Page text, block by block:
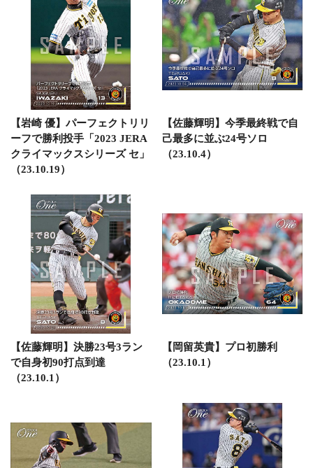
【岩崎 優】パーフェクトリリ
ーフで勝利投手「2023 JERA
クライマックスシリーズ セ」
（23.10.19）
【佐藤輝明】今季最終戦で自
己最多に並ぶ24号ソロ
（23.10.4）
【佐藤輝明】決勝23号3ラン
で自身初90打点到達
（23.10.1）
【岡留英貴】プロ初勝利
（23.10.1）